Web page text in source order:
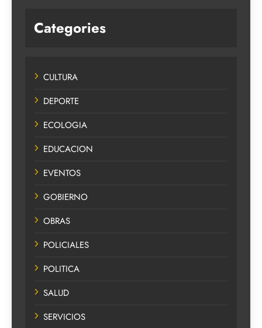
Categories
CULTURA
DEPORTE
ECOLOGIA
EDUCACION
EVENTOS
GOBIERNO
OBRAS
POLICIALES
POLITICA
SALUD
SERVICIOS